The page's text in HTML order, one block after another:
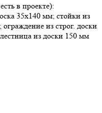
в проекте):
35х140 мм; стойки из
из строг. доски
из доски 150 мм